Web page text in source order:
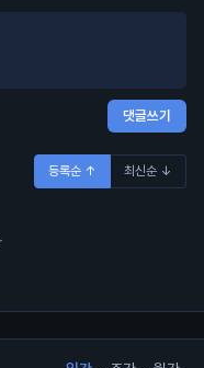
댓글쓰기
등록순 ↑ 최신순 ↓